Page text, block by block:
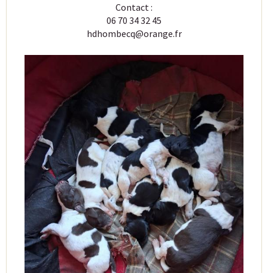
Contact :
06 70 34 32 45
hdhombecq@orange.fr